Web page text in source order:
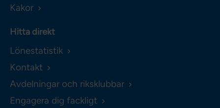
Kakor
Hitta direkt
Lönestatistik
Kontakt
Avdelningar och riksklubbar
Engagera dig fackligt